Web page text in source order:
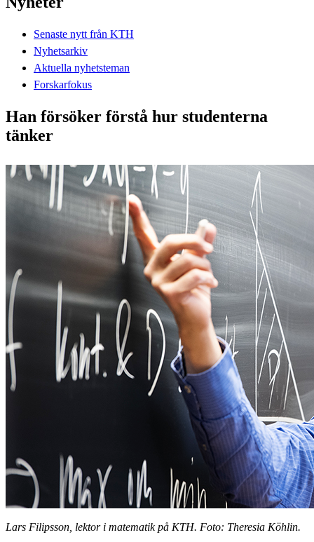
Senaste nytt från KTH
Nyhetsarkiv
Aktuella nyhetsteman
Forskarfokus
Han försöker förstå hur studenterna
tänker
Lars Filipsson, lektor i matematik på KTH. Foto: Theresia Köhlin.